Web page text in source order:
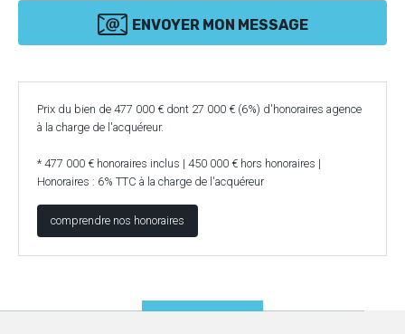
ENVOYER MON MESSAGE
Prix du bien de 477 000 € dont 27 000 € (6%) d'honoraires agence
à la charge de l'acquéreur.
* 477 000 € honoraires inclus | 450 000 € hors honoraires |
Honoraires : 6% TTC à la charge de l'acquéreur
comprendre nos honoraires